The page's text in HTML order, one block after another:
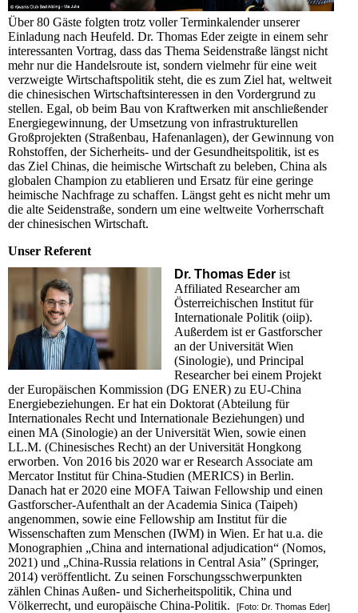
Über 80 Gäste folgten trotz voller Terminkalender unserer
Einladung nach Heufeld. Dr. Thomas Eder zeigte in einem sehr
interessanten Vortrag, dass das Thema Seidenstraße längst nicht
mehr nur die Handelsroute ist, sondern vielmehr für eine weit
verzweigte Wirtschaftspolitik steht, die es zum Ziel hat, weltweit
die chinesischen Wirtschaftsinteressen in den Vordergrund zu
stellen. Egal, ob beim Bau von Kraftwerken mit anschließender
Energiegewinnung, der Umsetzung von infrastrukturellen
Großprojekten (Straßenbau, Hafenanlagen), der Gewinnung von
Rohstoffen, der Sicherheits- und der Gesundheitspolitik, ist es
das Ziel Chinas, die heimische Wirtschaft zu beleben, China als
globalen Champion zu etablieren und Ersatz für eine geringe
heimische Nachfrage zu schaffen. Längst geht es nicht mehr um
die alte Seidenstraße, sondern um eine weltweite Vorherrschaft
der chinesischen Wirtschaft.
Unser Referent
Dr. Thomas Ederist
Affiliated Researcher am
Österreichischen Institut für
Internationale Politik (oiip).
Außerdem ist er Gastforscher
an der Universität Wien
(Sinologie), und Principal
Researcher bei einem Projekt
der Europäischen Kommission (DG ENER) zu EU-China
Energiebeziehungen. Er hat ein Doktorat (Abteilung für
Internationales Recht und Internationale Beziehungen) und
einen MA (Sinologie) an der Universität Wien, sowie einen
LL.M. (Chinesisches Recht) an der Universität Hongkong
erworben. Von 2016 bis 2020 war er Research Associate am
Mercator Institut für China-Studien (MERICS) in Berlin.
Danach hat er 2020 eine MOFA Taiwan Fellowship und einen
Gastforscher-Aufenthalt an der Academia Sinica (Taipeh)
angenommen, sowie eine Fellowship am Institut für die
Wissenschaften zum Menschen (IWM) in Wien. Er hat u.a. die
Monographien „China and international adjudication“ (Nomos,
2021) und „China-Russia relations in Central Asia” (Springer,
2014) veröffentlicht. Zu seinen Forschungsschwerpunkten
zählen Chinas Außen- und Sicherheitspolitik, China und
Völkerrecht, und europäische China-Politik.
[Foto: Dr. Thomas Eder]